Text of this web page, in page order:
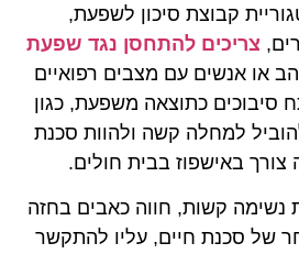
קבוצת סיכון לשפעת,
צריכים להתחסן נגד שפעת
או אנשים עם מצבים רפואיים
סיבוכים כתוצאה משפעת, כגון
למחלה קשה ולהוות סכנת
צורך באישפוז בבית חולים.
נשימה קשות, חווה כאבים בחזה
של סכנת חיים, עליו להתקשר